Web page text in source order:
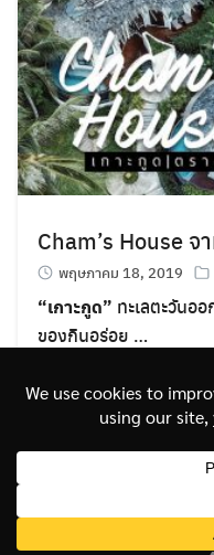
Cham’s House จ
พฤษภาคม 18, 2019
“เกาะกูด” ทะเลตะวันอ
ของกินอร่อย …